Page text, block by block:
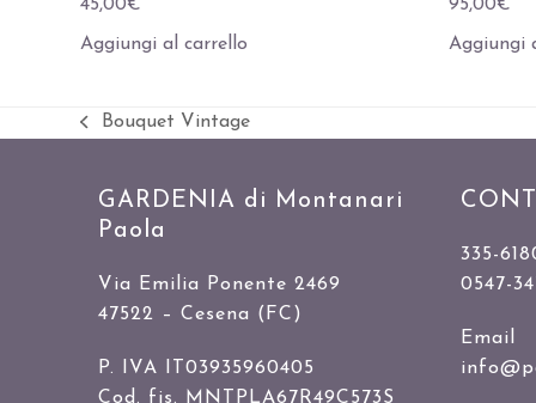
45,00€
Aggiungi al carrello
95,00€
Aggiungi
Slide
Bouquet Vintage
GARDENIA di Montanari
Paola
Via Emilia Ponente 2469
47522 – Cesena (FC)
P. IVA IT03935960405
Cod. fis. MNTPLA67R49C573S
335-
0547-
Email